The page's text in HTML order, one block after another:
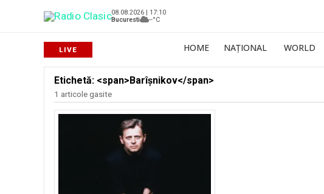
08.08.2026 | 17:10
Bucuresti
--°C
HOME NAȚIONAL WORLD
Etichetă: <span>Barîșnikov</span>
1 articole gasite